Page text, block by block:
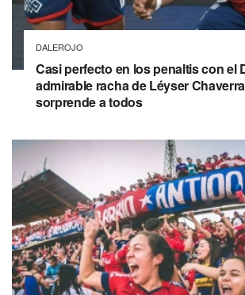
DALEROJO
Casi perfecto en los penaltis con el
admirable racha de Léyser
sorprende a todos